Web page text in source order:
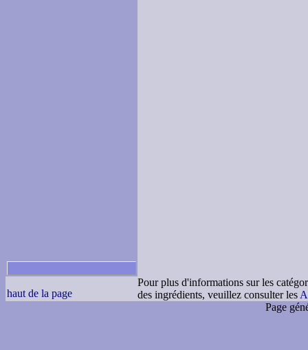
haut de la page
Pour plus d'informations sur les
des ingrédients, veuillez consulter les
Page